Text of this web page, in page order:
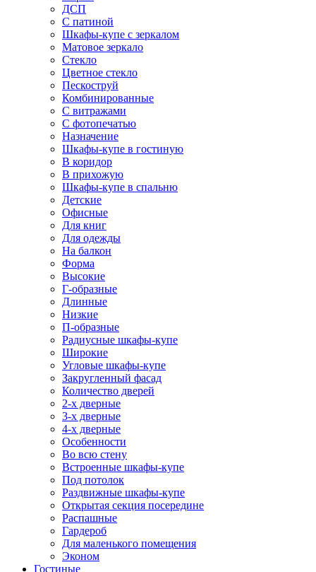
ДСП
С патиной
Шкафы-купе с зеркалом
Матовое зеркало
Стекло
Цветное стекло
Пескоструй
Комбинированные
С витражами
С фотопечатью
Назначение
Шкафы-купе в гостиную
В коридор
В прихожую
Шкафы-купе в спальню
Детские
Офисные
Для книг
Для одежды
На балкон
Форма
Высокие
Г-образные
Длинные
Низкие
П-образные
Радиусные шкафы-купе
Широкие
Угловые шкафы-купе
Закругленный фасад
Количество дверей
2-х дверные
3-х дверные
4-х дверные
Особенности
Во всю стену
Встроенные шкафы-купе
Под потолок
Раздвижные шкафы-купе
Открытая секция посередине
Распашные
Гардероб
Для маленького помещения
Эконом
Гостиные